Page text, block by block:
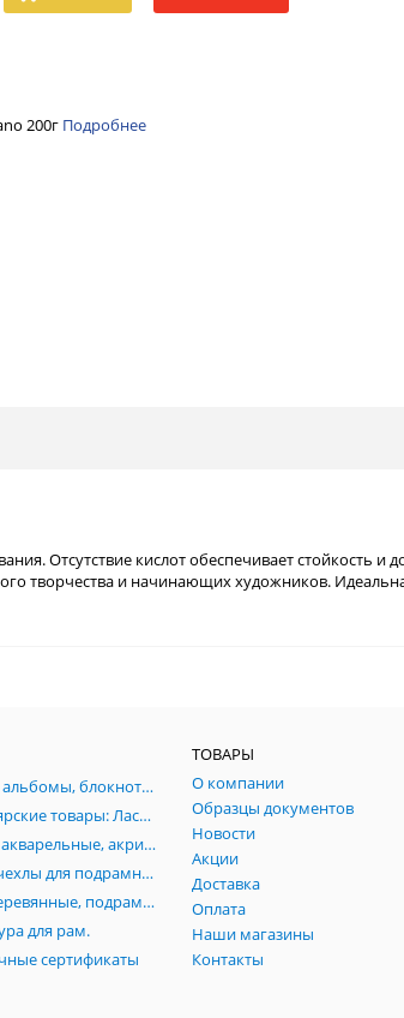
200г Подробнее
Отсутствие кислот обеспечивает стойкость и
творчества и начинающих художников.
Бумага, альбомы, блокноты, картон, книги, папки, планшеты, пенокартон, паспарту, склейки.
Канцелярские товары: Ластики, линейки, ножи, лекала, готовальни, кнопки, скотч, стрейч
Краски: акварельные, акриловые, гуашевые, темперные, пасты, фестивальные
Папки, чехлы для подрамников, сумки, тубусы, пеналы, портфилио, фартуки
Рамы деревянные, подрамники, модульные подрамники
для рам.
сертификаты
ТОВАРЫ
О компании
Образцы документов
Новости
Акции
Доставка
Оплата
Наши магазины
Контакты